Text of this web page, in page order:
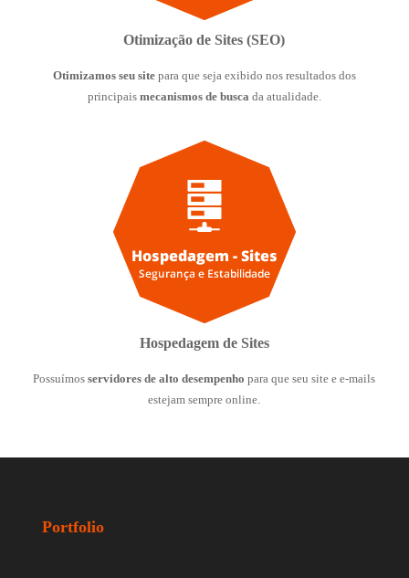
Otimização de Sites (SEO)
Otimizamos seu sitepara que seja exibido nos resultados dos
principais mecanismos de busca da atualidade.
Hospedagem de Sites
Possuímosservidores de alto desempenho para que seu site e e-mails
estejam sempre online.
Portfolio